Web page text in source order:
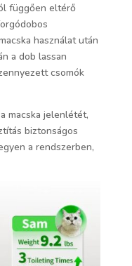
függően eltérő
használat után
a dob lassan
csomók
macska jelenlétét,
biztonságos
a rendszerben,